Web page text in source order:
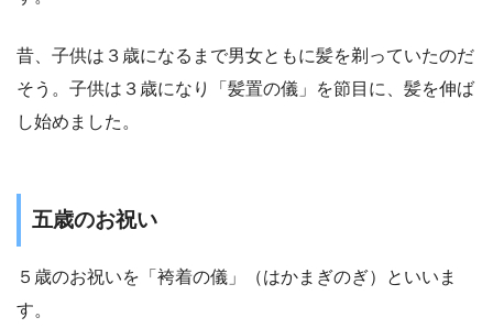
昔、子供は３歳になるまで男女ともに髪を剃っていたのだ
そう。子供は３歳になり「髪置の儀」を節目に、髪を伸ば
し始めました。
五歳のお祝い
５歳のお祝いを 「袴着の儀」（はかまぎのぎ）
といいま
す。